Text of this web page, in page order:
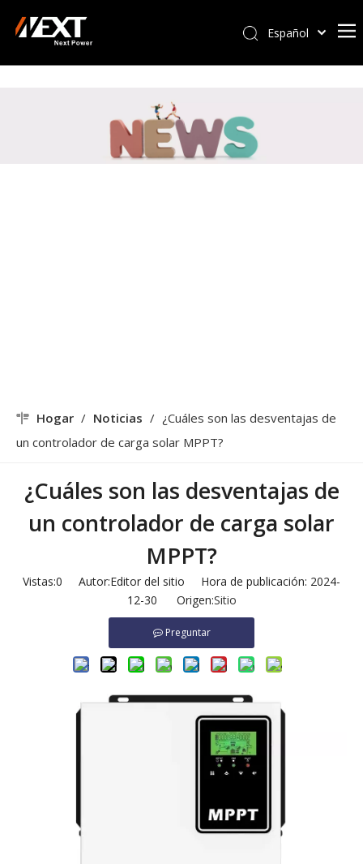
Español
Hogar / Noticias / ¿Cuáles son las desventajas de
un controlador de carga solar MPPT?
¿Cuáles son las desventajas de
un controlador de carga solar
MPPT?
Vistas:0 Autor:Editor del sitio Hora de publicación: 2024-
12-30 Origen:Sitio
Preguntar